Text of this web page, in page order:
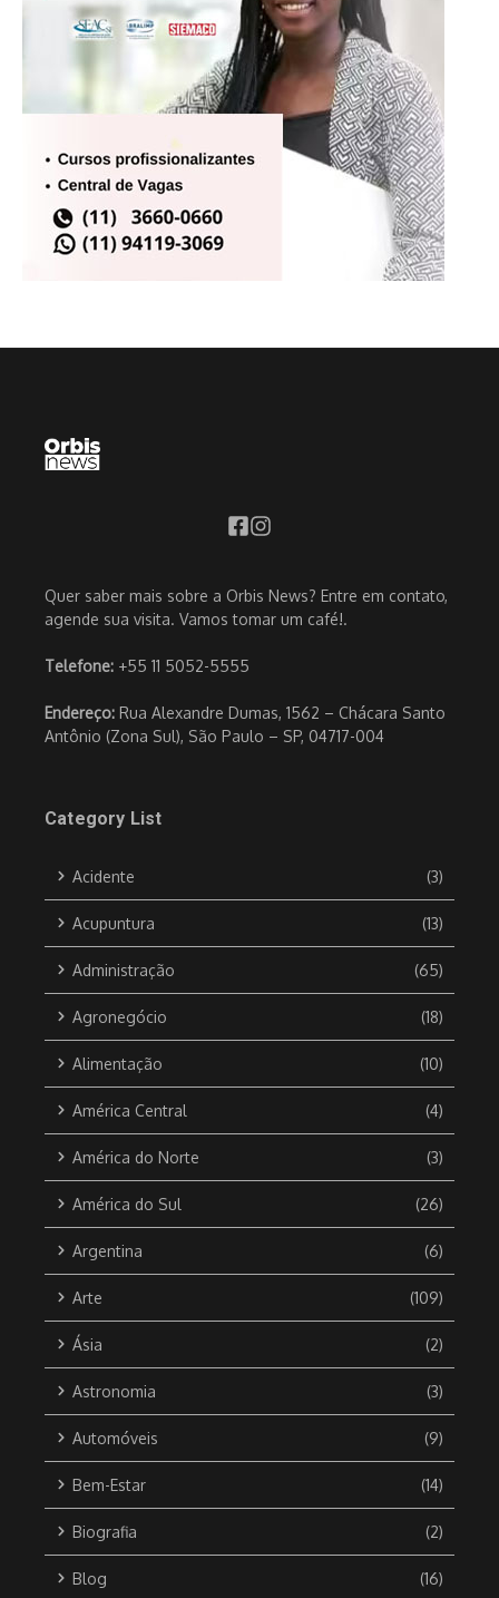
Quer saber mais sobre a Orbis News? Entre em contato,
agende sua visita. Vamos tomar um café!.
Telefone: +55 11 5052-5555
Endereço: Rua Alexandre Dumas, 1562 – Chácara Santo
Antônio (Zona Sul), São Paulo – SP, 04717-004
Category List
Acidente (3)
Acupuntura (13)
Administração (65)
Agronegócio (18)
Alimentação (10)
América Central (4)
América do Norte (3)
América do Sul (26)
Argentina (6)
Arte (109)
Ásia (2)
Astronomia (3)
Automóveis (9)
Bem-Estar (14)
Biografia (2)
Blog (16)